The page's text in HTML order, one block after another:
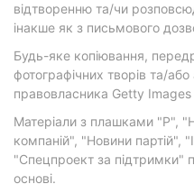
відтворенню та/чи
інакше як з письмового
Будь-яке копіювання,
фотографічних творів та/або
правовласника Getty
Матеріали з плашками "Р",
компаній", "Новини партій",
"Спецпроект за підтримки"
основі.